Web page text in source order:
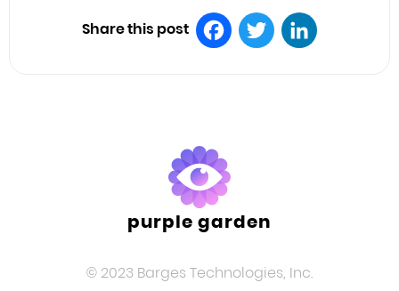
Share this post
purple garden
© 2023 Barges Technologies, Inc.